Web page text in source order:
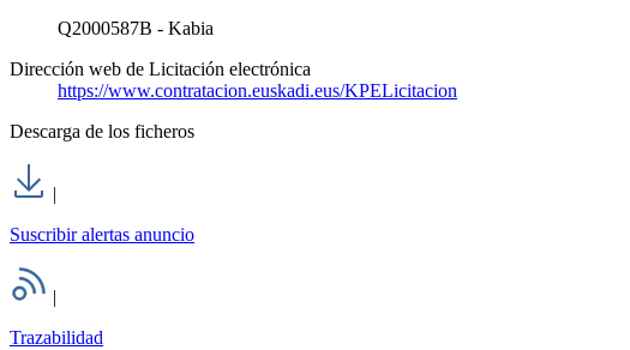
Q2000587B - Kabia
Dirección web de Licitación electrónica
https://www.contratacion.euskadi.eus/KPELicitacion
Descarga de los ficheros
|
Suscribir alertas anuncio
|
Trazabilidad